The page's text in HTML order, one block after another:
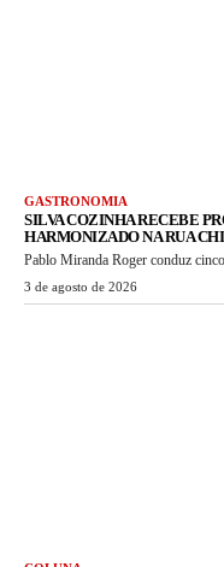
GASTRONOMIA
SILVA COZINHA RECEBE
HARMONIZADO NA RUA
Pablo Miranda Roger conduz
3 de agosto de 2026